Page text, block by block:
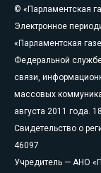
© «Парламентская
Электронное
«Парламентская
Федеральной
связи,
массовых
августа 2011 года.
Свидетельство о
46097
Учредитель — АНО